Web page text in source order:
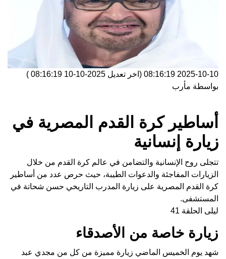
2025-10-10 08:16:19 (اخر تعديل 2025-10-10 08:16:19
)
بواسطة مأرب
أساطير كرة القدم المصرية في
زيارة إنسانية
تتجلى روح الإنسانية والتضامن في عالم كرة القدم من خلال
الزيارات المفاجئة والدعوات الطيبة، حيث حرص عدد من أساطير
كرة القدم المصرية على زيارة المدرب التاريخي حسن شحاتة في
المستشفى.
ليلى الحلقة 41
زيارة خاصة من الأصدقاء
شهد يوم الخميس الماضي زيارة مميزة من كل من مجدي عبد